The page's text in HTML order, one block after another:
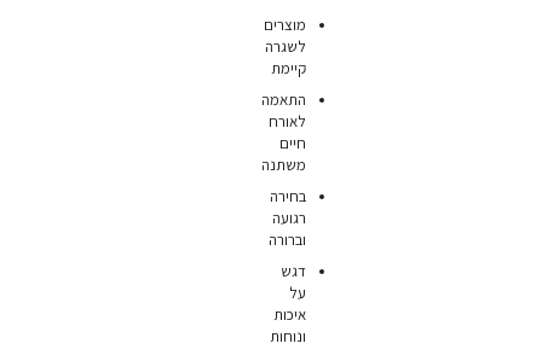
מוצרים
לשגרה
קיימת
התאמה
לאורח
חיים
משתנה
בחירה
רגועה
וברורה
דגש
על
איכות
ונוחות